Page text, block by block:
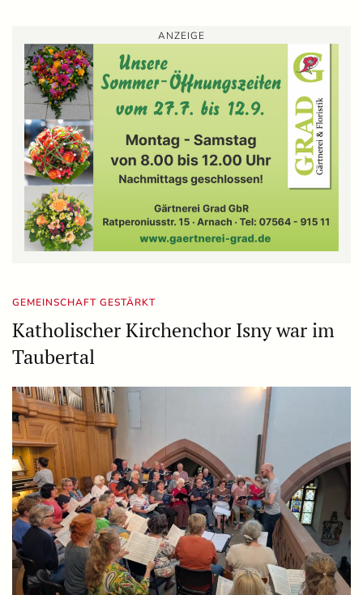
ANZEIGE
GEMEINSCHAFT GESTÄRKT
Katholischer Kirchenchor Isny war im
Taubertal